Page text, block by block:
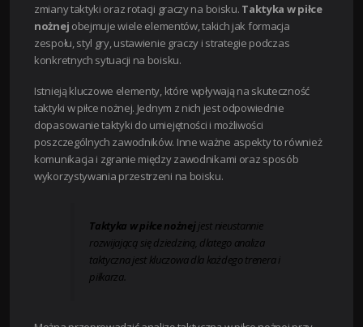
zmiany taktyki oraz rotacji graczy na boisku. Taktyka w piłce
nożnej obejmuje wiele elementów, takich jak formacja
zespołu, styl gry, ustawienie graczy i strategie podczas
konkretnych sytuacji na boisku.
Istnieją kluczowe elementy, które wpływają na skuteczność
taktyki w piłce nożnej. Jednym z nich jest odpowiednie
dopasowanie taktyki do umiejętności i możliwości
poszczególnych zawodników. Inne ważne aspekty to również
komunikacja i zgranie między zawodnikami oraz sposób
wykorzystywania przestrzeni na boisku.
Taktyka w piłce nożnejjest nieustannie
rozwijającą się dziedziną, dlatego analiza
taktyczna jest kluczowa dla każdego trenera i
piłkarza.